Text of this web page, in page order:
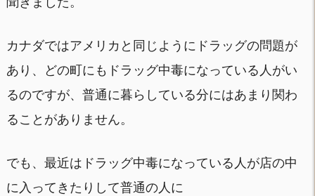
カナダではアメリカと同じようにドラッグの問題が
あり、どの町にもドラッグ中毒になっている人がい
るのですが、普通に暮らしている分にはあまり関わ
ることがありません。
でも、最近はドラッグ中毒になっている人が店の中
に入ってきたりして普通の人に